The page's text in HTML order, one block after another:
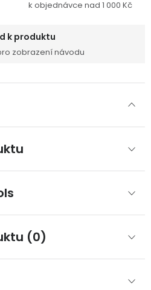
k objednávce nad 1 000 Kč
k produktu
zobrazení návodu
(0)